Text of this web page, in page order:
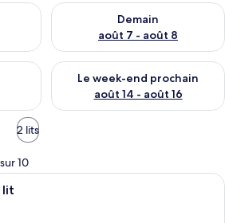
ce soir août 6 - août 7
Demain
août 7 - août 8
Vérifier la disponibilité pour
ce week-end août 7 - août 9
Le week-end prochain
août 14 - août 16
Vérifier la disponibilité pour
2 lits
10
Une chambre d’hôtel avec un grand
lit